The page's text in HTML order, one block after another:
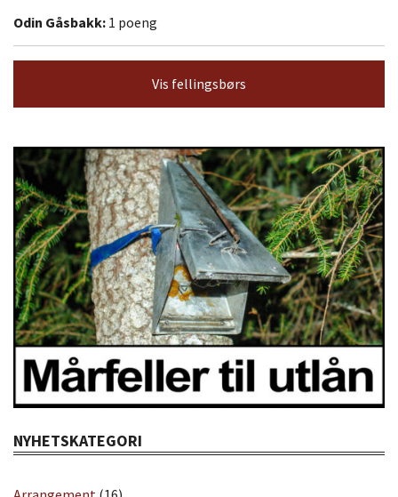
Odin Gåsbakk: 1 poeng
Vis fellingsbørs
NYHETSKATEGORI